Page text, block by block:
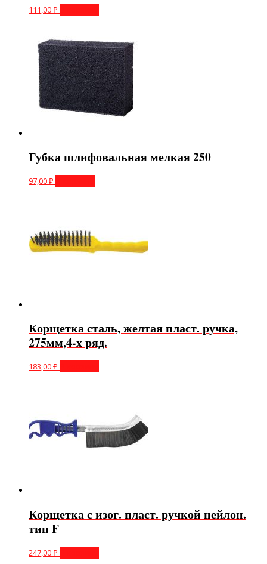
111,00₽
Губка шлифовальная мелкая 250
97,00₽
Корщетка сталь, желтая пласт. ручка,
275мм,4-х ряд.
183,00₽
Корщетка с изог. пласт. ручкой нейлон.
тип F
247,00₽